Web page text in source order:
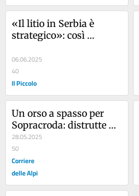
«Il litio in Serbia è
strategico»: così
proteste
06.06.2025
40
Il Piccolo
Un orso a spasso per
Sopracroda: distrutte
cinque arnie
28.05.2025
50
Corriere
delle Alpi